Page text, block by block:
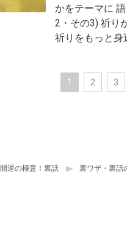
開運の極意！裏話 裏ワザ・裏話
かをテーマに
2・その3) 祈り
祈りをもっと身
1 2 3